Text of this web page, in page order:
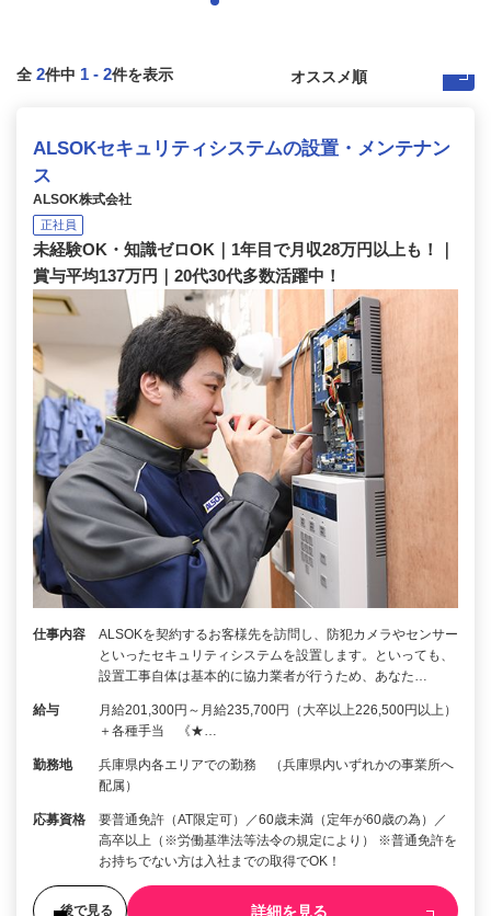
全 2件中 1 - 2件を表示
ALSOKセキュリティシステムの設置・メンテナン
ス
ALSOK株式会社
正社員
未経験OK・知識ゼロOK｜1年目で月収28万円以上も！｜
賞与平均137万円｜20代30代多数活躍中！
仕事内容
ALSOKを契約するお客様先を訪問し、防犯カメラやセンサー
といったセキュリティシステムを設置します。といっても、
設置工事自体は基本的に協力業者が行うため、あなた…
給与
月給201,300円～月給235,700円（大卒以上226,500円以上）
＋各種手当 《★…
勤務地
兵庫県内各エリアでの勤務 （兵庫県内いずれかの事業所へ
配属）
応募資格
要普通免許（AT限定可）／60歳未満（定年が60歳の為）／
高卒以上（※労働基準法等法令の規定により） ※普通免許を
お持ちでない方は入社までの取得でOK！
後で見る 詳細を見る